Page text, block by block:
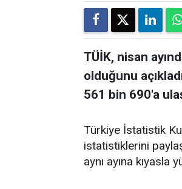
TÜİK, nisan
olduğunu
561 bin 690'a
Türkiye İstatistik
istatistiklerini
aynı ayına